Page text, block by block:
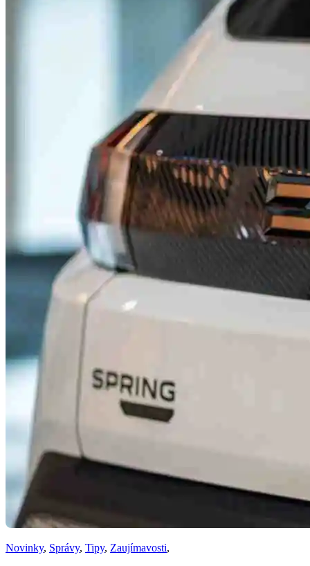
Novinky, Správy, Tipy, Zaujímavosti,